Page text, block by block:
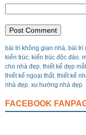
bài trí không gian nhà, bài trí
kiến trúc, kiến trúc độc đáo,
cho nhà đẹp, thiết kế dẹp mắt
thiết kế ngoại thất, thiết kế
nhà đẹp, xu hướng nhà đẹp
FACEBOOK